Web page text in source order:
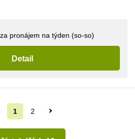
za pronájem na týden (so-so)
Detail
1 2